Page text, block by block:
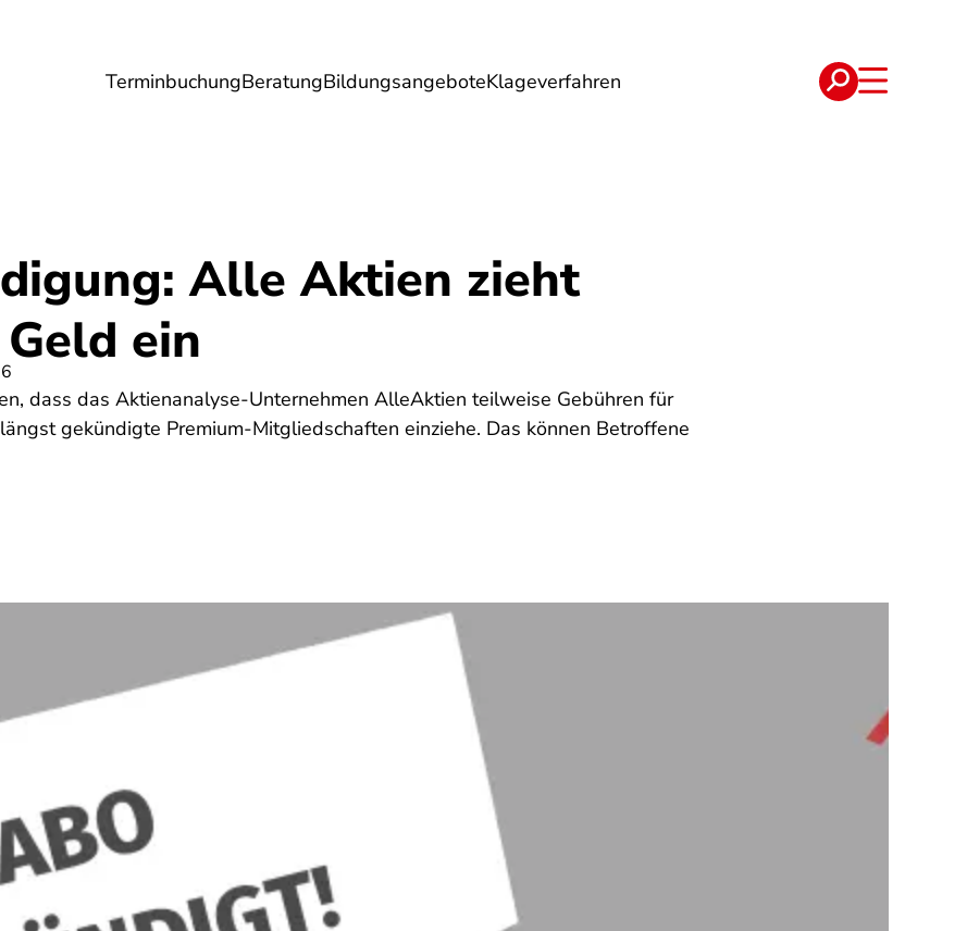
TerminbuchungBeratungBildungsangeboteKlageverfahren
Gesundheit Energie Reise Verträge
Alle Aktien zieht
ein
dass das Aktienanalyse-Unternehmen AlleAktien teilweise Gebühren für
gekündigte Premium-Mitgliedschaften einziehe. Das können Betroffene